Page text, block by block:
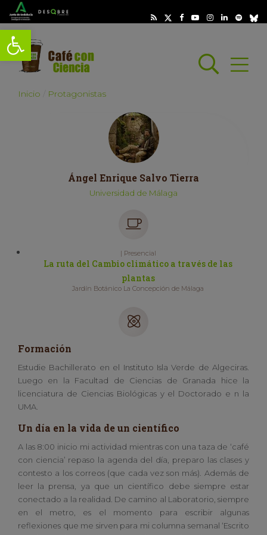
Abrir barra de herramientas
Abrir
Inicio Protagonistas
Ángel Enrique Salvo Tierra
Universidad de Málaga
| Presencial
La ruta del Cambio climático a través de las
plantas
Jardín Botánico La Concepción de Málaga
Formación
Estudie Bachillerato en el Instituto Isla Verde de Algeciras.
Luego en la Facultad de Ciencias de Granada hice la
licenciatura de Ciencias Biológicas y el Doctorado e n la
UMA.
Un día en la vida de un científico
A las 8:00 inicio mi actividad mientras con una taza de ‘café
con ciencia’ repaso la agenda del día, preparo las clases y
contesto a los correos (que cada vez son más). Además de
leer la prensa, ya que un científico debe siempre estar
conectado a la realidad. De camino al Laboratorio, siempre
en el metro, es el momento para escribir algunas
reflexiones que me sirven para mi columna semanal ‘Escrito